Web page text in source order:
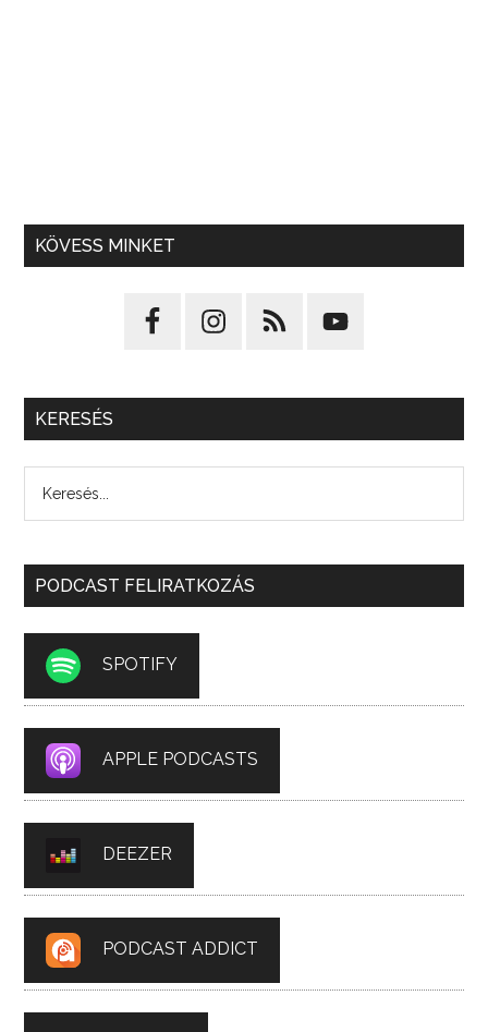
KÖVESS MINKET
KERESÉS
PODCAST FELIRATKOZÁS
SPOTIFY
APPLE PODCASTS
DEEZER
PODCAST ADDICT